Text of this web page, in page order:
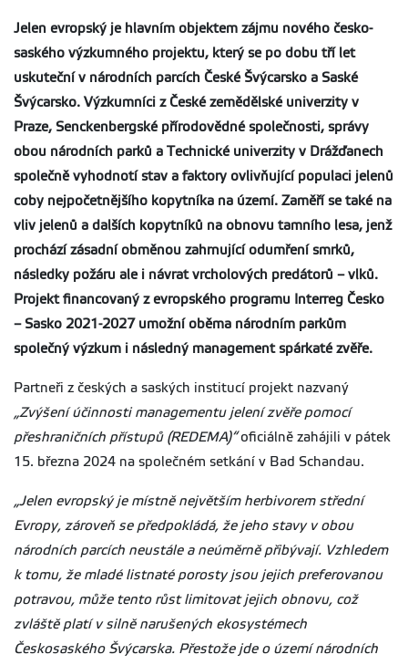
Jelen evropský je hlavním objektem zájmu nového česko-
saského výzkumného projektu, který se po dobu tří let
uskuteční v národních parcích České Švýcarsko a Saské
Švýcarsko. Výzkumníci z České zemědělské univerzity v
Praze, Senckenbergské přírodovědné společnosti, správy
obou národních parků a Technické univerzity v Drážďanech
společně vyhodnotí stav a faktory ovlivňující populaci jelenů
coby nejpočetnějšího kopytníka na území. Zaměří se také na
vliv jelenů a dalších kopytníků na obnovu tamního lesa, jenž
prochází zásadní obměnou zahrnující odumření smrků,
následky požáru ale i návrat vrcholových predátorů – vlků.
Projekt financovaný z evropského programu Interreg Česko
– Sasko 2021-2027 umožní oběma národním parkům
společný výzkum i následný management spárkaté zvěře.
Partneři z českých a saských institucí projekt nazvaný
„Zvýšení účinnosti managementu jelení zvěře pomocí
přeshraničních přístupů (REDEMA)“oficiálně zahájili v pátek
15. března 2024 na společném setkání v Bad Schandau.
„Jelen evropský je místně největším herbivorem střední
Evropy, zároveň se předpokládá, že jeho stavy v obou
národních parcích neustále a neúměrně přibývají. Vzhledem
k tomu, že mladé listnaté porosty jsou jejich preferovanou
potravou, může tento růst limitovat jejich obnovu, což
zvláště platí v silně narušených ekosystémech
Českosaského Švýcarska. Přestože jde o území národních